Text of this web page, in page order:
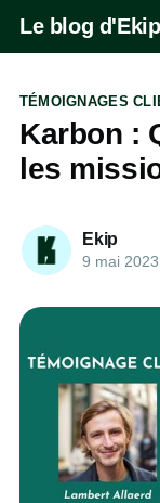
Le blog
TÉMOIGNAGES
Karbon :
les
Ekip
9 mai 2023